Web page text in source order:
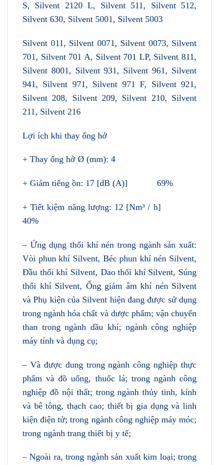
S, Silvent 2120 L, Silvent 511, Silvent 512,
Silvent 630, Silvent 5001, Silvent 5003
Silvent 011, Silvent 0071, Silvent 0073, Silvent
701, Silvent 701 A, Silvent 701 LP, Silvent 811,
Silvent 8001, Silvent 931, Silvent 961, Silvent
941, Silvent 971, Silvent 971 F, Silvent 921,
Silvent 208, Silvent 209, Silvent 210, Silvent
211, Silvent 216
Lợi ích khi thay ống hở
+ Thay ống hở Ø (mm): 4
+ Giảm tiếng ồn: 17 [dB (A)] 69%
+ Tiết kiệm năng lượng: 12 [Nm³ / h]
40%
– Ứng dụng thổi khí nén trong ngành sản xuất:
Vòi phun khí Silvent, Béc phun khí nén Silvent,
Đầu thổi khí Silvent, Dao thổi khí Silvent, Súng
thổi khí Silvent, Ống giảm âm khí nén Silvent
và Phụ kiện của Silvent hiện đang được sử dụng
trong ngành hóa chất và dược phẩm; vận chuyển
than trong ngành dầu khí; ngành công nghiệp
máy tính và dụng cụ;
– Và được dung trong ngành công nghiệp thực
phẩm và đồ uống, thuốc lá; trong ngành công
nghiệp đồ nội thất; trong ngành thủy tinh, kính
và bê tông, thạch cao; thiết bị gia dụng và linh
kiện điện tử; trong ngành công nghiệp máy móc;
trong ngành trang thiết bị y tế;
– Ngoài ra, trong ngành sản xuất kim loại; trong